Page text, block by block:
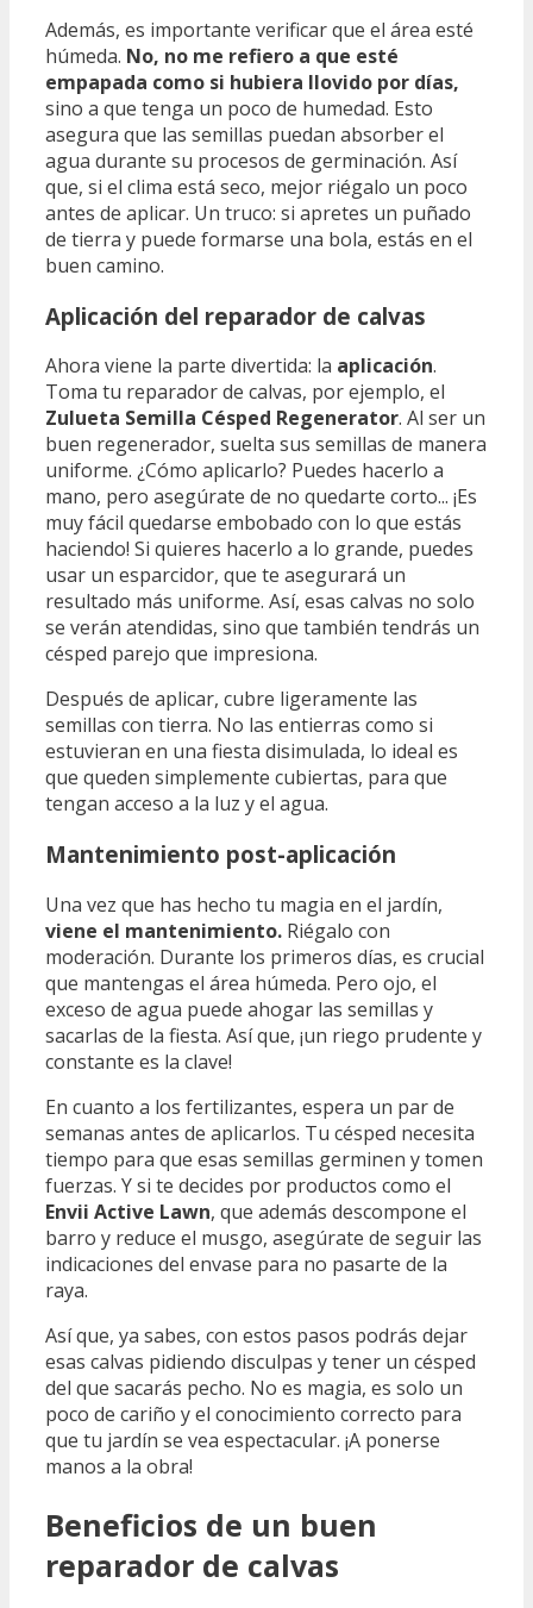
Además, es importante verificar que el área esté
húmeda. No, no me refiero a que esté
empapada como si hubiera llovido por días,
sino a que tenga un poco de humedad. Esto
asegura que las semillas puedan absorber el
agua durante su procesos de germinación. Así
que, si el clima está seco, mejor riégalo un poco
antes de aplicar. Un truco: si apretes un puñado
de tierra y puede formarse una bola, estás en el
buen camino.
Aplicación del reparador de calvas
Ahora viene la parte divertida: la aplicación.
Toma tu reparador de calvas, por ejemplo, el
Zulueta Semilla Césped Regenerator. Al ser un
buen regenerador, suelta sus semillas de manera
uniforme. ¿Cómo aplicarlo? Puedes hacerlo a
mano, pero asegúrate de no quedarte corto... ¡Es
muy fácil quedarse embobado con lo que estás
haciendo! Si quieres hacerlo a lo grande, puedes
usar un esparcidor, que te asegurará un
resultado más uniforme. Así, esas calvas no solo
se verán atendidas, sino que también tendrás un
césped parejo que impresiona.
Después de aplicar, cubre ligeramente las
semillas con tierra. No las entierras como si
estuvieran en una fiesta disimulada, lo ideal es
que queden simplemente cubiertas, para que
tengan acceso a la luz y el agua.
Mantenimiento post-aplicación
Una vez que has hecho tu magia en el jardín,
viene el mantenimiento. Riégalo con
moderación. Durante los primeros días, es crucial
que mantengas el área húmeda. Pero ojo, el
exceso de agua puede ahogar las semillas y
sacarlas de la fiesta. Así que, ¡un riego prudente y
constante es la clave!
En cuanto a los fertilizantes, espera un par de
semanas antes de aplicarlos. Tu césped necesita
tiempo para que esas semillas germinen y tomen
fuerzas. Y si te decides por productos como el
Envii Active Lawn, que además descompone el
barro y reduce el musgo, asegúrate de seguir las
indicaciones del envase para no pasarte de la
raya.
Así que, ya sabes, con estos pasos podrás dejar
esas calvas pidiendo disculpas y tener un césped
del que sacarás pecho. No es magia, es solo un
poco de cariño y el conocimiento correcto para
que tu jardín se vea espectacular. ¡A ponerse
manos a la obra!
Beneficios de un buen
reparador de calvas